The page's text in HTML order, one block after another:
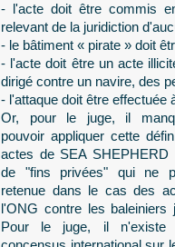
- l'acte doit être commis
relevant de la juridiction
- le bâtiment « pirate » doit
- l'acte doit être un acte
dirigé contre un navire, des
- l'attaque doit être effectuée
Or, pour le juge, il
pouvoir appliquer cette
actes de SEA SHEPHERD
de "fins privées" qui ne
retenue dans le cas des
l'ONG contre les baleiniers
Pour le juge, il n'existe